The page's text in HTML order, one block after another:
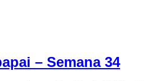
– Semana 34